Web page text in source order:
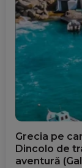
Grecia pe
Dincolo de
aventură